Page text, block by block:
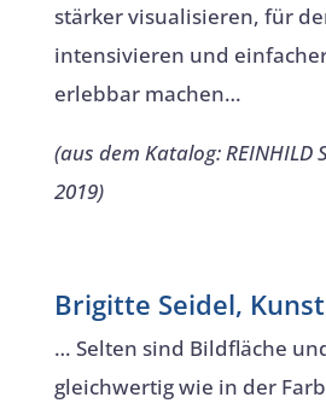
stärker visualisieren, für
intensivieren und
erlebbar machen…
(aus dem Katalog: REINHILD
2019)
Brigitte Seidel,
… Selten sind Bildfläche
gleichwertig wie in der